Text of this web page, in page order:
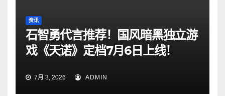
资讯
石智勇代言推荐！国风暗黑独立游
戏《天诺》定档7月6日上线！
7月 3, 2026 ADMIN